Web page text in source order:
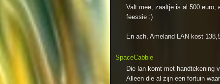
Valt mee, zaaltje is al 500
feessie :)
En ach, Ameland LAN kost
SpaceCabbie
Die lan komt met handtekening
Alleen die al zijn een fortuin